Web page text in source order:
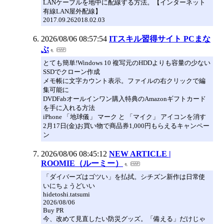
LANケーブルを地中に配線する方法。【インターネット
有線LAN屋外配線】
2017.09.262018.02.03
2026/08/06 08:57:54 ITスキル習得サイト PCまな
ぶ
とても簡単!Windows 10 複写元のHDDよりも容量の少ない
SSDでクローン作成
メモ帳に文字カウント表示。ファイルの右クリックで編
集可能に
DVDFabオールインワン購入特典のAmazonギフトカード
を手に入れる方法
iPhone 「地球儀」 マーク と 「マイク」 アイコンを消す
2月17日(金)お買い物で商品券1,000円もらえるキャンペー
ン
2026/08/06 08:45:12 NEW ARTICLE |
ROOMIE（ルーミー）
「ダイバーズはゴツい」を払拭。シチズン新作は日常使
いにちょうどいい
hidetoshi.tatsumi
2026/08/06
Buy PR
今、改めて見直したい防災グッズ。「備える」だけじゃ